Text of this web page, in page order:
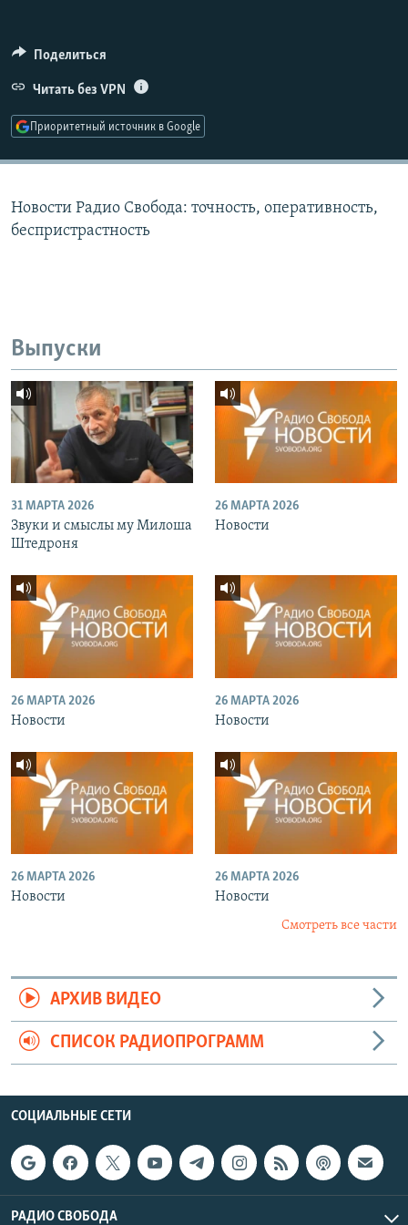
ПОДПИШИТЕСЬ НА РАССЫЛКУ
СОЦИАЛЬНЫЕ СЕТИ
Поделиться
Читать без VPN
Приоритетный источник в Google
Новости Радио Свобода: точность, оперативность,
беспристрастность
Выпуски
31 МАРТА 2026
Звуки и смыслы му Милоша
Штедроня
26 МАРТА 2026
Новости
26 МАРТА 2026
Новости
26 МАРТА 2026
Новости
26 МАРТА 2026
Новости
26 МАРТА 2026
Новости
Смотреть все части
АРХИВ ВИДЕО
СПИСОК РАДИОПРОГРАММ
СОЦИАЛЬНЫЕ СЕТИ
РАДИО СВОБОДА